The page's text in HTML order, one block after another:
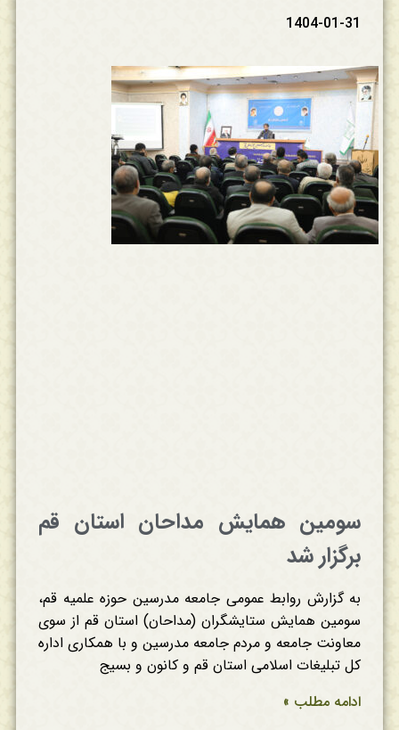
1404-01-31
سومین همایش مداحان استان قم
برگزار شد
به گزارش روابط عمومی جامعه مدرسین حوزه علمیه قم،
سومین همایش ستایشگران (مداحان) استان قم از سوی
معاونت جامعه و مردم جامعه مدرسین و با همکاری اداره
کل تبلیغات اسلامی استان قم و کانون و بسیج
ادامه مطلب »